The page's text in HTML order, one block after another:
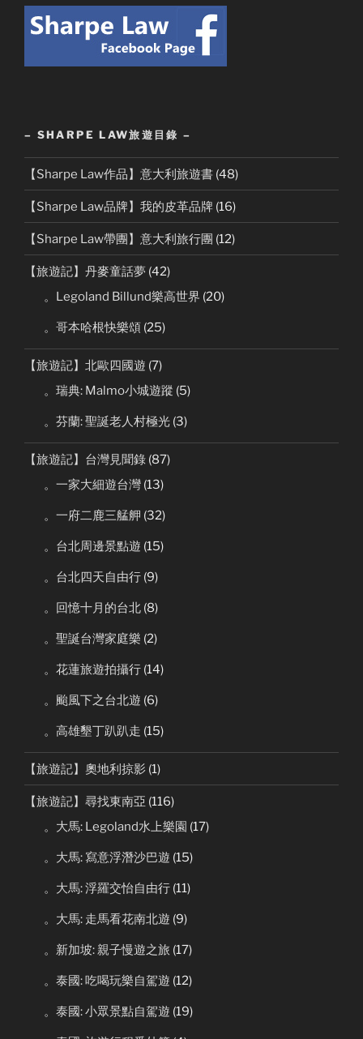
– SHARPE LAW旅遊目錄 –
【Sharpe Law作品】意大利旅遊書 (48)
【Sharpe Law品牌】我的皮革品牌 (16)
【Sharpe Law帶團】意大利旅行團 (12)
【旅遊記】丹麥童話夢 (42)
。Legoland Billund樂高世界 (20)
。哥本哈根快樂頌 (25)
【旅遊記】北歐四國遊 (7)
。瑞典: Malmo小城遊蹤 (5)
。芬蘭: 聖誕老人村極光 (3)
【旅遊記】台灣見聞錄 (87)
。一家大細遊台灣 (13)
。一府二鹿三艋舺 (32)
。台北周邊景點遊 (15)
。台北四天自由行 (9)
。回憶十月的台北 (8)
。聖誕台灣家庭樂 (2)
。花蓮旅遊拍攝行 (14)
。颱風下之台北遊 (6)
。高雄墾丁趴趴走 (15)
【旅遊記】奧地利掠影 (1)
【旅遊記】尋找東南亞 (116)
。大馬: Legoland水上樂園 (17)
。大馬: 寫意浮潛沙巴遊 (15)
。大馬: 浮羅交怡自由行 (11)
。大馬: 走馬看花南北遊 (9)
。新加坡: 親子慢遊之旅 (17)
。泰國: 吃喝玩樂自駕遊 (12)
。泰國: 小眾景點自駕遊 (19)